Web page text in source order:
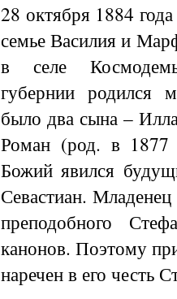
28 октября 1884
семье Василия и
в селе
губернии родился
было два сына –
Роман (род. в 1877
Божий явился
Севастиан.
преподобного
канонов. Поэтому
наречен в его честь